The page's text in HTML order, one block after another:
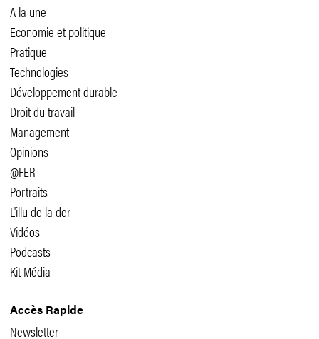
A la une
Economie et politique
Pratique
Technologies
Développement durable
Droit du travail
Management
Opinions
@FER
Portraits
L'illu de la der
Vidéos
Podcasts
Kit Média
Accès Rapide
Newsletter